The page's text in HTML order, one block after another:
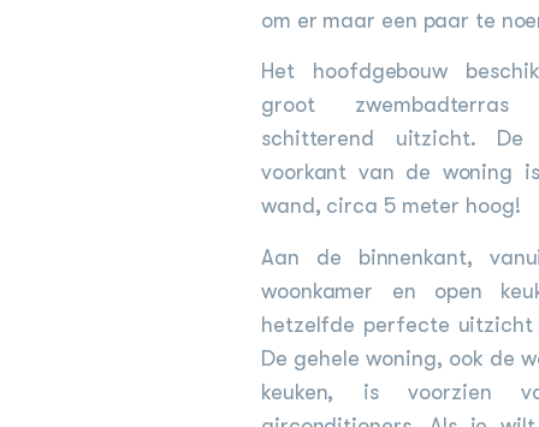
om er maar een paar te
Het hoofdgebouw
groot
schitterend uitzicht. De
voorkant van de woning
wand, circa 5 meter hoog!
Aan de binnenkant,
woonkamer en open
hetzelfde perfecte uitzicht
De gehele woning, ook de
keuken, is voorzien